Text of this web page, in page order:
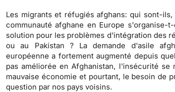
Les migrants et réfugiés afghans: qui sont-
communauté afghane en Europe s'organise-
solution pour les problèmes d'intégration des
ou au Pakistan ? La demande d'asile
européenne a fortement augmenté depuis
pas améliorée en Afghanistan, l'insécurité se
mauvaise économie et pourtant, le besoin de
question par nos pays voisins.